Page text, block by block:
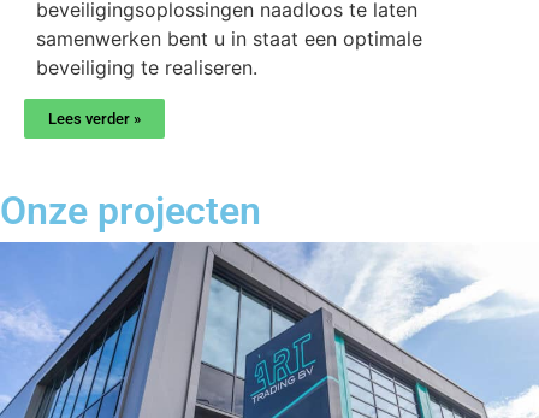
beveiligingsoplossingen naadloos te laten
samenwerken bent u in staat een optimale
beveiliging te realiseren.
Lees verder »
Onze projecten